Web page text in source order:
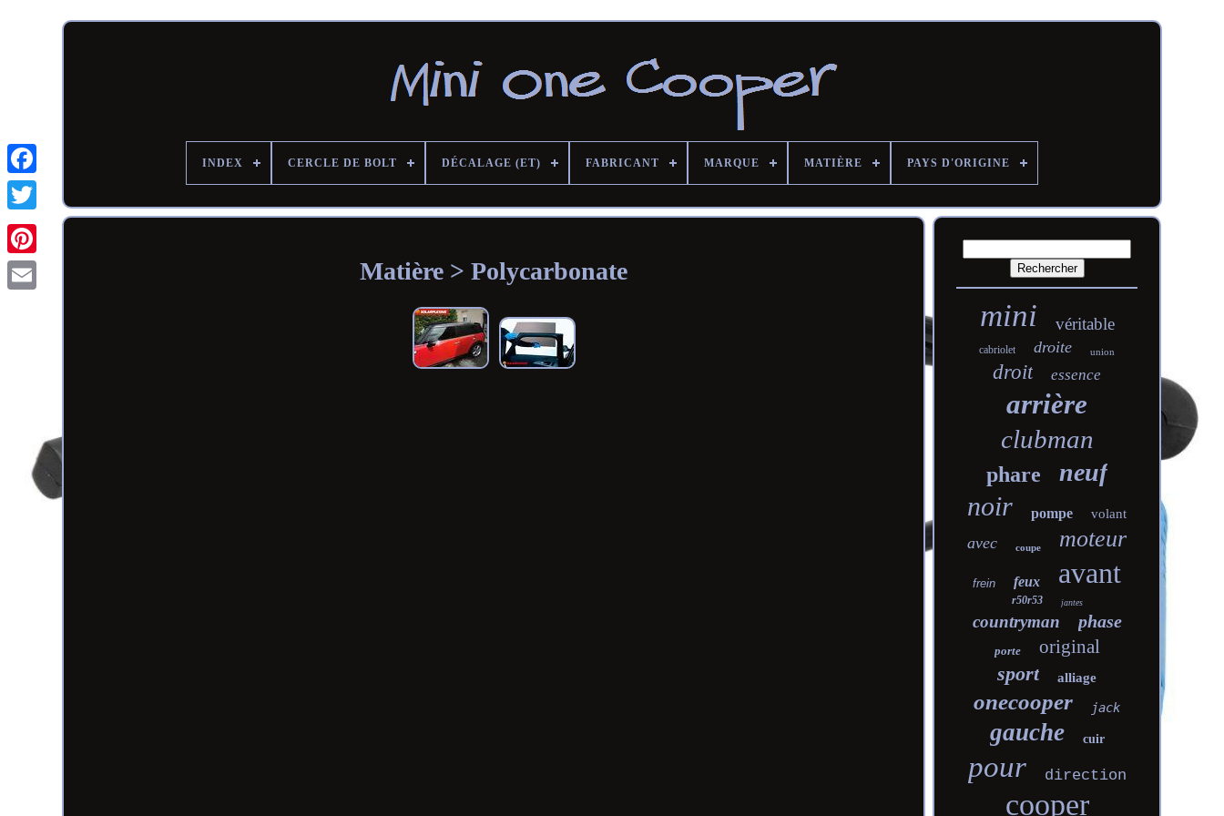
INDEX CERCLE DE BOLT DÉCALAGE (ET) FABRICANT MARQUE MATIÈRE PAYS D'ORIGINE
Matière > Polycarbonate
mini véritable
cabriolet droite union
droit essence
arrière
clubman
phare neuf
noir pompe volant
avec coupe moteur
frein feux avant
r50r53 jantes
countryman phase
porte original
sport alliage
onecooper jack
gauche cuir
pour direction
cooper